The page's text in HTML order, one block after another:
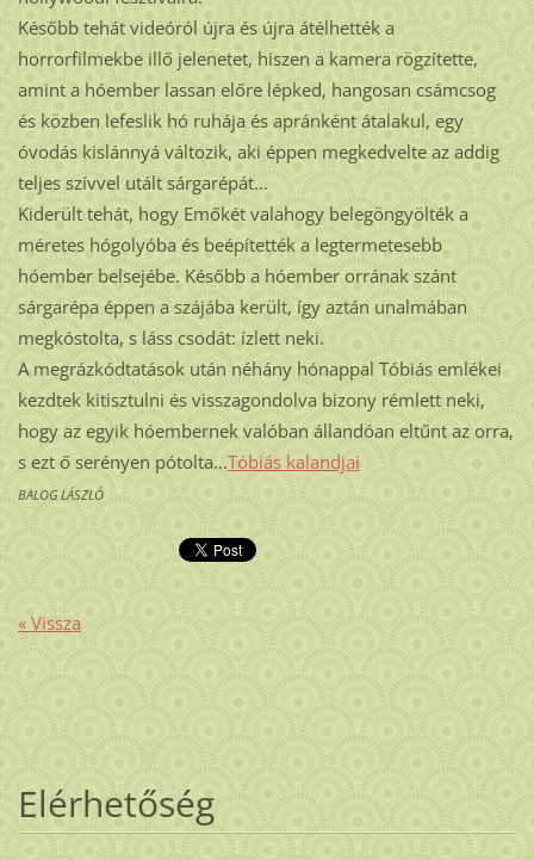
Később tehát videóról újra és újra átélhették a
horrorfilmekbe illő jelenetet, hiszen a kamera rögzítette,
amint a hóember lassan előre lépked, hangosan csámcsog
és közben lefeslik hó ruhája és apránként átalakul, egy
óvodás kislánnyá változik, aki éppen megkedvelte az addig
teljes szívvel utált sárgarépát...
Kiderült tehát, hogy Emőkét valahogy belegöngyölték a
méretes hógolyóba és beépítették a legtermetesebb
hóember belsejébe. Később a hóember orrának szánt
sárgarépa éppen a szájába került, így aztán unalmában
megkóstolta, s láss csodát: ízlett neki.
A megrázkódtatások után néhány hónappal Tóbiás emlékei
kezdtek kitisztulni és visszagondolva bizony rémlett neki,
hogy az egyik hóembernek valóban állandóan eltűnt az orra,
s ezt ő serényen pótolta...Tóbiás kalandjai
BALOG LÁSZLÓ
« Vissza
Elérhetőség